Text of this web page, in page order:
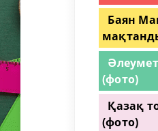
Баян
(фото)
Қазақ
(фото)